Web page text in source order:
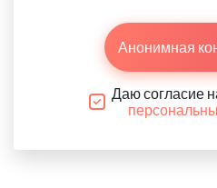
Анонимная
Даю согласие